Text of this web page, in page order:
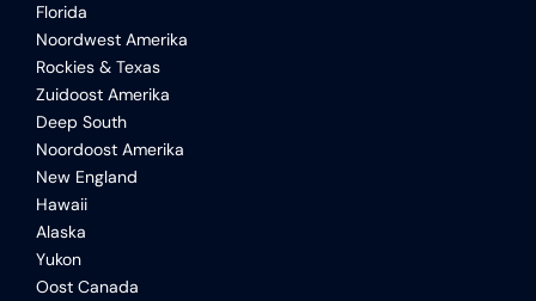
Florida
Noordwest Amerika
Rockies & Texas
Zuidoost Amerika
Deep South
Noordoost Amerika
New England
Hawaii
Alaska
Yukon
Oost Canada